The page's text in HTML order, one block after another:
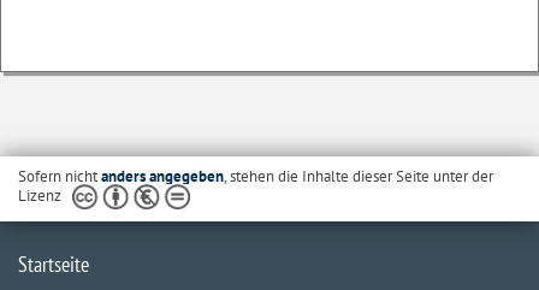
Sofern nichtanders angegeben, stehen die Inhalte dieser Seite unter der
Lizenz
Startseite